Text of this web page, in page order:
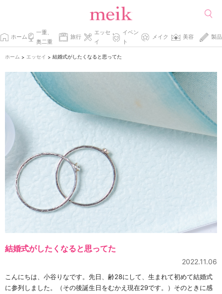
ホーム
一重、
奥二重
旅行
エッセ
イ
イベン
ト
メイク 美容 製品
ホーム > エッセイ > 結婚式がしたくなると思ってた
結婚式がしたくなると思ってた
2022.11.06
こんにちは、小谷りなです。先日、齢28にして、生まれて初めて結婚式
に参列しました。（その後誕生日をむかえ現在29です。）そのときに感